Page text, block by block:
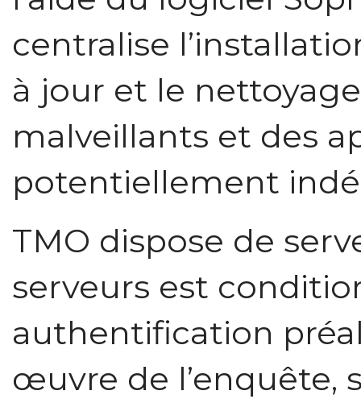
centralise
à jour et le
malveillants et des
potentiellement
TMO dispose de
serveurs est
authentification
œuvre de l’enquête,